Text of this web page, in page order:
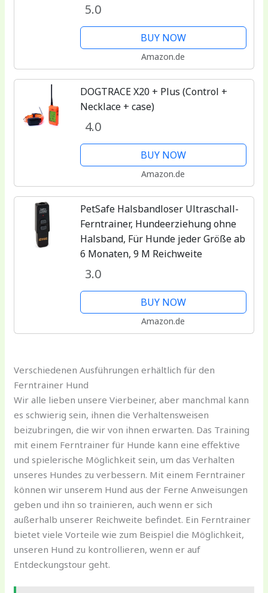
5.0
BUY NOW
Amazon.de
DOGTRACE X20 + Plus (Control +
Necklace + case)
4.0
BUY NOW
Amazon.de
PetSafe Halsbandloser Ultraschall-
Ferntrainer, Hundeerziehung ohne
Halsband, Für Hunde jeder Größe ab
6 Monaten, 9 M Reichweite
3.0
BUY NOW
Amazon.de
Verschiedenen Ausführungen erhältlich für den
Ferntrainer Hund
Wir alle lieben unsere Vierbeiner, aber manchmal kann
es schwierig sein, ihnen die Verhaltensweisen
beizubringen, die wir von ihnen erwarten. Das Training
mit einem Ferntrainer für Hunde kann eine effektive
und spielerische Möglichkeit sein, um das Verhalten
unseres Hundes zu verbessern. Mit einem Ferntrainer
können wir unserem Hund aus der Ferne Anweisungen
geben und ihn so trainieren, auch wenn er sich
außerhalb unserer Reichweite befindet. Ein Ferntrainer
bietet viele Vorteile wie zum Beispiel die Möglichkeit,
unseren Hund zu kontrollieren, wenn er auf
Entdeckungstour geht.